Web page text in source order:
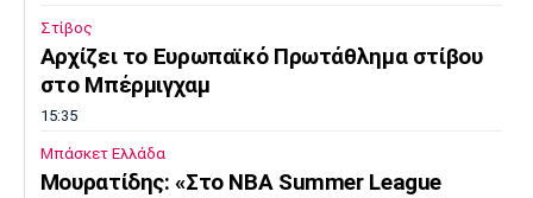
Στίβος
Αρχίζει το Ευρωπαϊκό Πρωτάθλημα στίβου
στο Μπέρμιγχαμ
15:35
Μπάσκετ Ελλάδα
Μουρατίδης: «Στο NBA Summer League